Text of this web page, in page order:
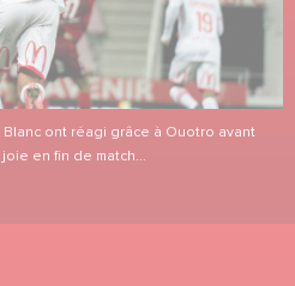
ont réagi grâce à Ouotro avant
en fin de match...